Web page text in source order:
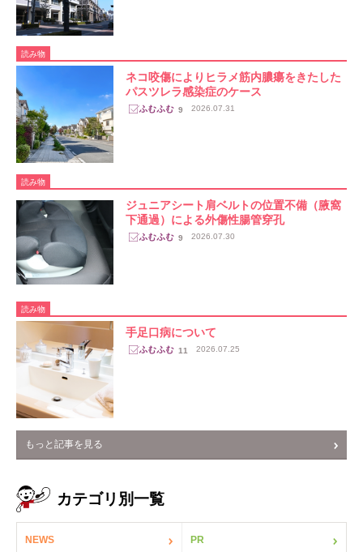
読み物
ネコ咬傷によりヒラメ筋内膿瘍をきたした
パスツレラ感染症のケース
9 2026.07.31
読み物
ジュニアシート肩ベルトの位置不備（腋窩
下通過）による外傷性腸管穿孔
9 2026.07.30
読み物
手足口病について
11 2026.07.25
もっと記事を見る
カテゴリ別一覧
NEWS PR